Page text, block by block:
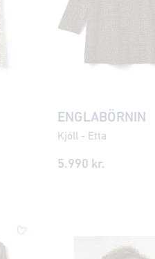
ENGLABÖRNIN
Kjóll - Etta
5.990 kr.